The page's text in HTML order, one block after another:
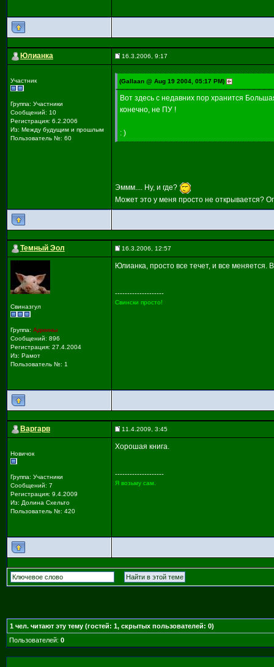
Юлианка 16.3.2006, 9:17
Участник
Группа: Участники
Сообщений: 10
Регистрация: 6.2.2006
Из: Между будущим и прошлым
Пользователь №: 60
(Gallaan @ Aug 19 2004, 05:17 PM)
Вот здесь с недавних пор хранится
конечно, не ПУ !
: )
Эммм.... Ну, и где?
Может это у меня просто не открывается?
Темный Эол 16.3.2006, 12:57
Свиназгул
Группа: Админы
Сообщений: 896
Регистрация: 27.4.2004
Из: Рамот
Пользователь №: 1
Юлианка, просто все течет, и все меняется.
--------------------
Свински просто!
Варгарв 11.4.2009, 3:45
Новичок
Группа: Участники
Сообщений: 7
Регистрация: 9.4.2009
Из: Долина Схельто
Пользователь №: 420
Хорошая книга.
--------------------
Я возьму сам.
1чел. читают эту тему (гостей: 1, скрытых пользователей: 0)
Пользователей: 0